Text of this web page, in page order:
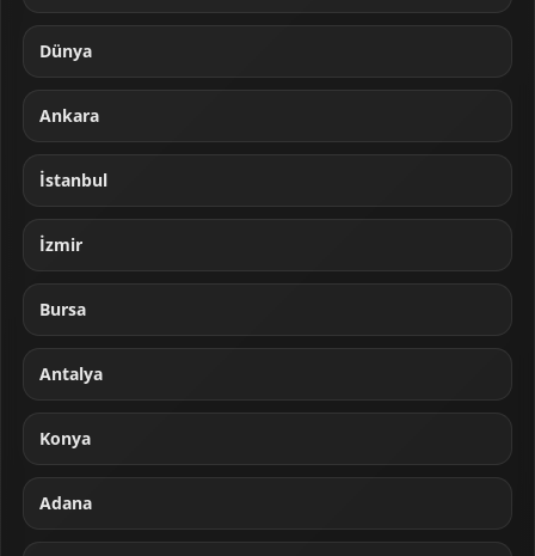
Dünya
Ankara
İstanbul
İzmir
Bursa
Antalya
Konya
Adana